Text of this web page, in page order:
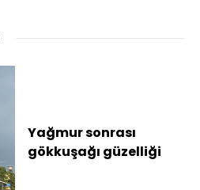
Yağmur sonrası
gökkuşağı güzelliği